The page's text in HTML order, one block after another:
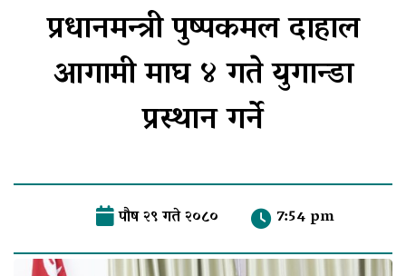
प्रधानमन्त्री पुष्पकमल दाहाल
आगामी माघ ४ गते युगान्डा
प्रस्थान गर्ने
पौष २९ गते २०८० 7:54 pm